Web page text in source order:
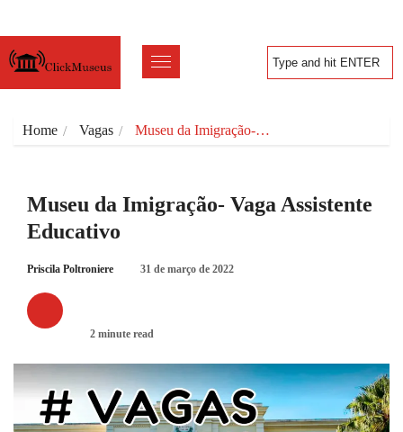
Home Vagas Museu da Imigração-…
Museu da Imigração- Vaga Assistente
Educativo
Priscila Poltroniere 31 de março de 2022
2 minute read